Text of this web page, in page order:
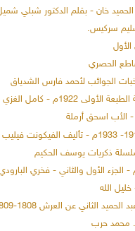
خان - بقلم الدكتور شبلي شميل
ساطع الحصري
الجوائب لأحمد فارس الشدياق
1922م - كامل الغزي
ذكريات يوسف الحكيم
1808-1809 د. حسان علي حلاق - 1982م
محمد حرب